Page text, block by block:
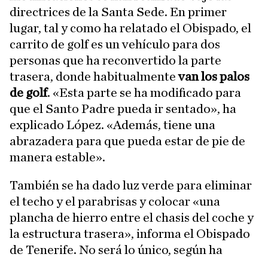
directrices de la Santa Sede. En primer
lugar, tal y como ha relatado el Obispado, el
carrito de golf es un vehículo para dos
personas que ha reconvertido la parte
trasera, donde habitualmentevan los palos
de golf. «Esta parte se ha modificado para
que el Santo Padre pueda ir sentado», ha
explicado López. «Además, tiene una
abrazadera para que pueda estar de pie de
manera estable».
También se ha dado luz verde para eliminar
el techo y el parabrisas y colocar «una
plancha de hierro entre el chasis del coche y
la estructura trasera», informa el Obispado
de Tenerife. No será lo único, según ha